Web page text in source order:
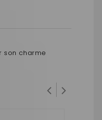
son charme